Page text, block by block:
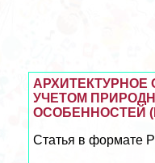
АРХИТЕКТУРНОЕ
УЧЕТОМ
ОСОБЕННОСТЕЙ
Статья в формате